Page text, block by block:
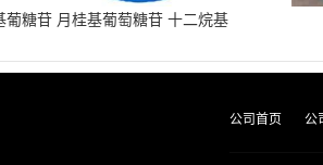
葡糖苷 月桂基葡萄糖苷 十二烷基
公司首页 公